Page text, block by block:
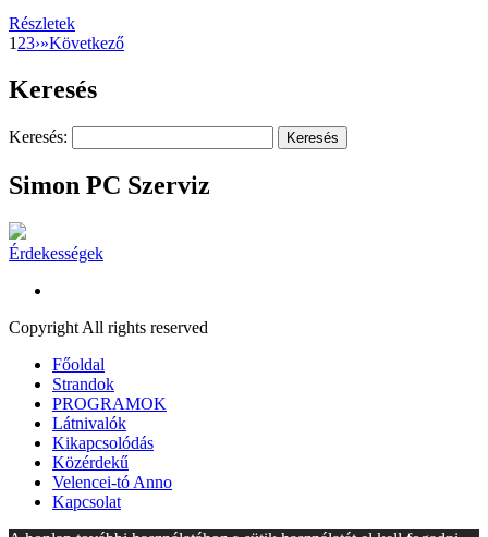
Részletek
1 23›»Következő
Keresés
Keresés:
Simon PC Szerviz
Érdekességek
Copyright All rights reserved
Főoldal
Strandok
PROGRAMOK
Látnivalók
Kikapcsolódás
Közérdekű
Velencei-tó Anno
Kapcsolat